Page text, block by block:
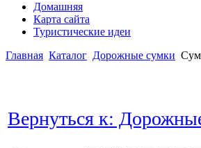
Домашняя
Карта сайта
Туристические идеи
Главная Каталог Дорожные сумки
Вернуться к: